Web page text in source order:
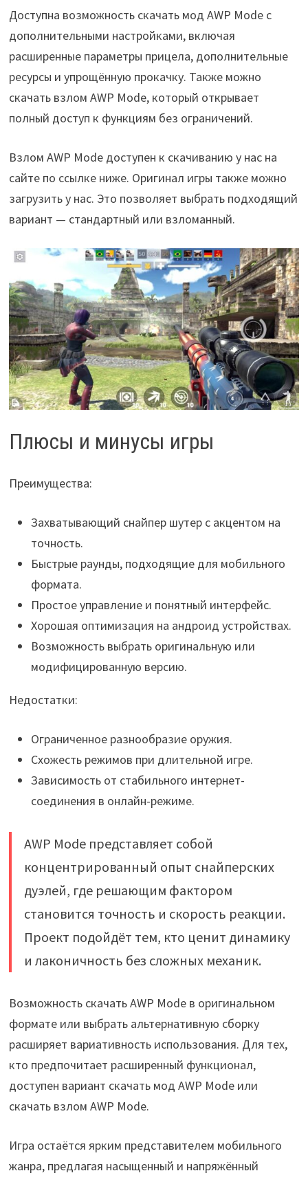
Доступна возможность скачать мод AWP Mode с
дополнительными настройками, включая
расширенные параметры прицела, дополнительные
ресурсы и упрощённую прокачку. Также можно
скачать взлом AWP Mode, который открывает
полный доступ к функциям без ограничений.
Взлом AWP Mode доступен к скачиванию у нас на
сайте по ссылке ниже. Оригинал игры также можно
загрузить у нас. Это позволяет выбрать подходящий
вариант — стандартный или взломанный.
Плюсы и минусы игры
Преимущества:
Захватывающий снайпер шутер с акцентом на
точность.
Быстрые раунды, подходящие для мобильного
формата.
Простое управление и понятный интерфейс.
Хорошая оптимизация на андроид устройствах.
Возможность выбрать оригинальную или
модифицированную версию.
Недостатки:
Ограниченное разнообразие оружия.
Схожесть режимов при длительной игре.
Зависимость от стабильного интернет-
соединения в онлайн-режиме.
AWP Mode представляет собой
концентрированный опыт снайперских
дуэлей, где решающим фактором
становится точность и скорость реакции.
Проект подойдёт тем, кто ценит динамику
и лаконичность без сложных механик.
Возможность скачать AWP Mode в оригинальном
формате или выбрать альтернативную сборку
расширяет вариативность использования. Для тех,
кто предпочитает расширенный функционал,
доступен вариант скачать мод AWP Mode или
скачать взлом AWP Mode.
Игра остаётся ярким представителем мобильного
жанра, предлагая насыщенный и напряжённый